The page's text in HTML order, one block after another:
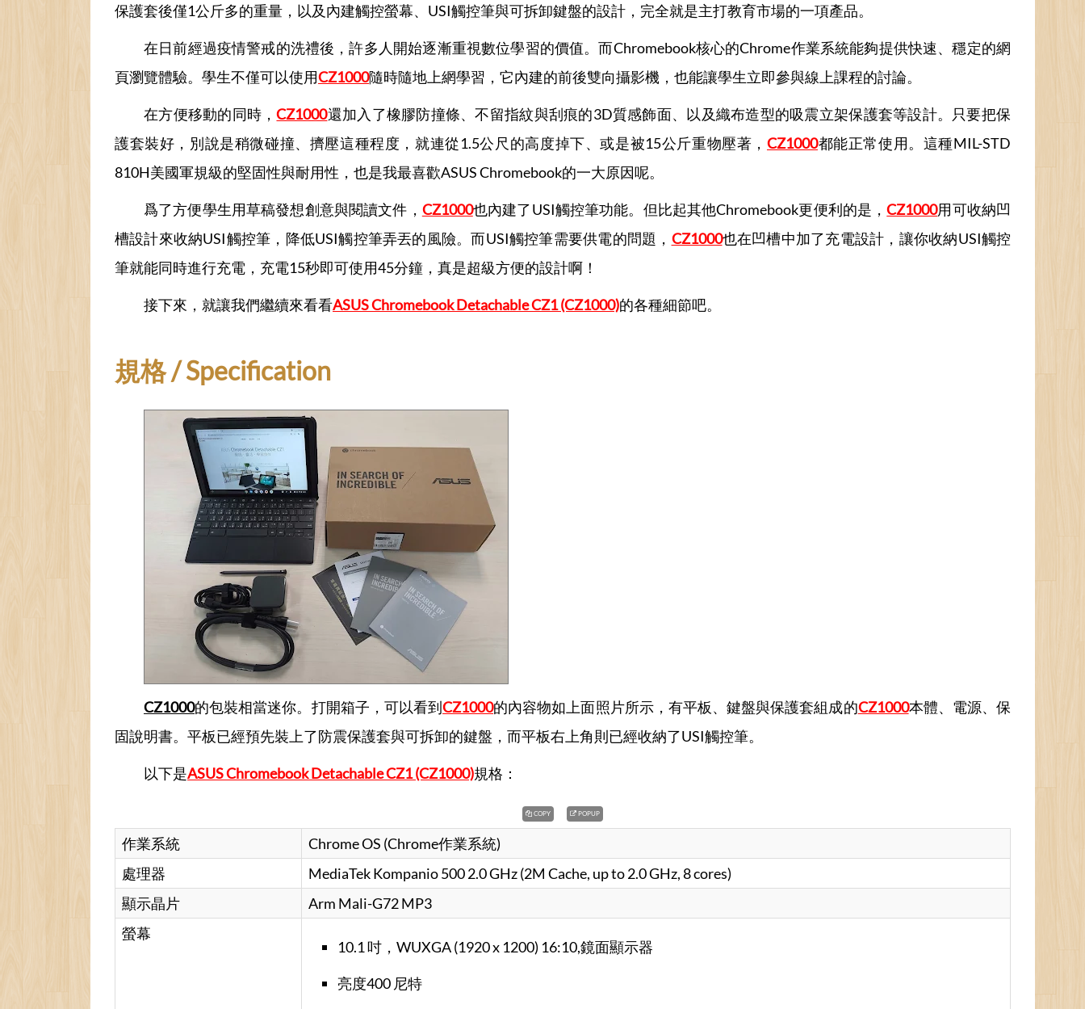
保護套後僅1公斤多的重量，以及內建觸控螢幕、USI觸控筆與可拆卸鍵盤的設計，完全就是主打教育市場的一項產品。
在日前經過疫情警戒的洗禮後，許多人開始逐漸重視數位學習的價值。而Chromebook核心的Chrome作業系統能夠提供快速、穩定的網
頁瀏覽體驗。學生不僅可以使用CZ1000隨時隨地上網學習，它內建的前後雙向攝影機，也能讓學生立即參與線上課程的討論。
在方便移動的同時，CZ1000還加入了橡膠防撞條、不留指紋與刮痕的3D質感飾面、以及織布造型的吸震立架保護套等設計。只要把保
護套裝好，別說是稍微碰撞、擠壓這種程度，就連從1.5公尺的高度掉下、或是被15公斤重物壓著， CZ1000都能正常使用。這種MIL-STD
810H美國軍規級的堅固性與耐用性，也是我最喜歡ASUS Chromebook的一大原因呢。
爲了方便學生用草稿發想創意與閱讀文件， CZ1000也內建了USI觸控筆功能。但比起其他Chromebook更便利的是，CZ1000用可收納凹
槽設計來收納USI觸控筆，降低USI觸控筆弄丟的風險。而USI觸控筆需要供電的問題， CZ1000也在凹槽中加了充電設計，讓你收納USI觸控
筆就能同時進行充電，充電15秒即可使用45分鐘，真是超級方便的設計啊！
接下來，就讓我們繼續來看看ASUS Chromebook Detachable CZ1 (CZ1000)的各種細節吧。
規格 / Specification
CZ1000的包裝相當迷你。打開箱子，可以看到CZ1000的內容物如上面照片所示，有平板、鍵盤與保護套組成的CZ1000本體、電源、保
固說明書。平板已經預先裝上了防震保護套與可拆卸的鍵盤，而平板右上角則已經收納了USI觸控筆。
以下是ASUS Chromebook Detachable CZ1 (CZ1000)規格：
COPY POPUP
作業系統
Chrome OS (Chrome作業系統)
處理器
MediaTek Kompanio 500 2.0 GHz (2M Cache, up to 2.0 GHz, 8 cores)
顯示晶片
Arm Mali-G72 MP3
螢幕
10.1 吋，WUXGA (1920 x 1200) 16:10,鏡面顯示器
亮度400 尼特